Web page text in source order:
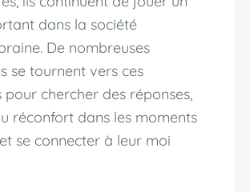
dans la société
De nombreuses
se tournent vers ces
pour chercher des réponses,
réconfort dans les moments
se connecter à leur moi